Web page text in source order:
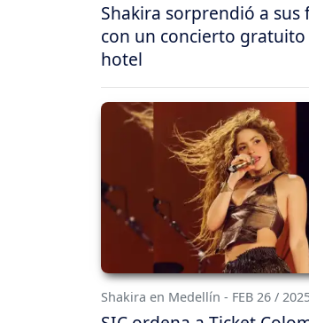
Shakira sorprendió a sus
con un concierto gratuito
hotel
Shakira en Medellín - FEB 26 /